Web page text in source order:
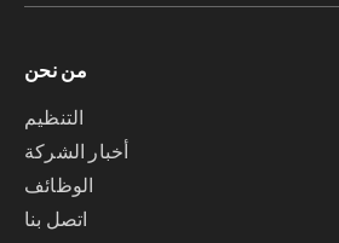
من نحن
التنظيم
أخبار الشركة
الوظائف
اتصل بنا